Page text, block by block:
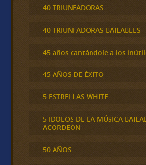
40 TRIUNFADORAS
40 TRIUNFADORAS BAILABLES
45 años cantándole a los
45 AÑOS DE ÉXITO
5 ESTRELLAS WHITE
5 IDOLOS DE LA MÚSICA
ACORDEÓN
50 AÑOS